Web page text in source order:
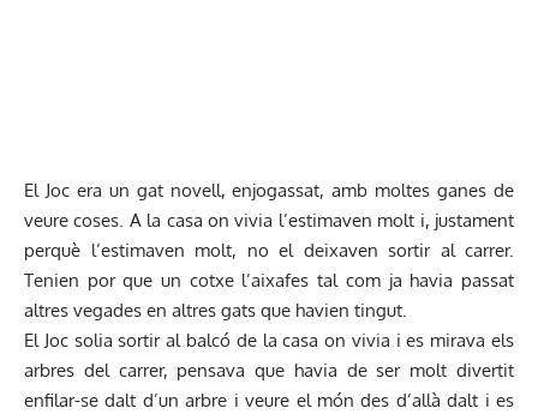
El Joc era un gat novell, enjogassat, amb moltes ganes de
veure coses. A la casa on vivia l’estimaven molt i, justament
perquè l’estimaven molt, no el deixaven sortir al carrer.
Tenien por que un cotxe l’aixafes tal com ja havia passat
altres vegades en altres gats que havien tingut.
El Joc solia sortir al balcó de la casa on vivia i es mirava els
arbres del carrer, pensava que havia de ser molt divertit
enfilar-se dalt d’un arbre i veure el món des d’allà dalt i es